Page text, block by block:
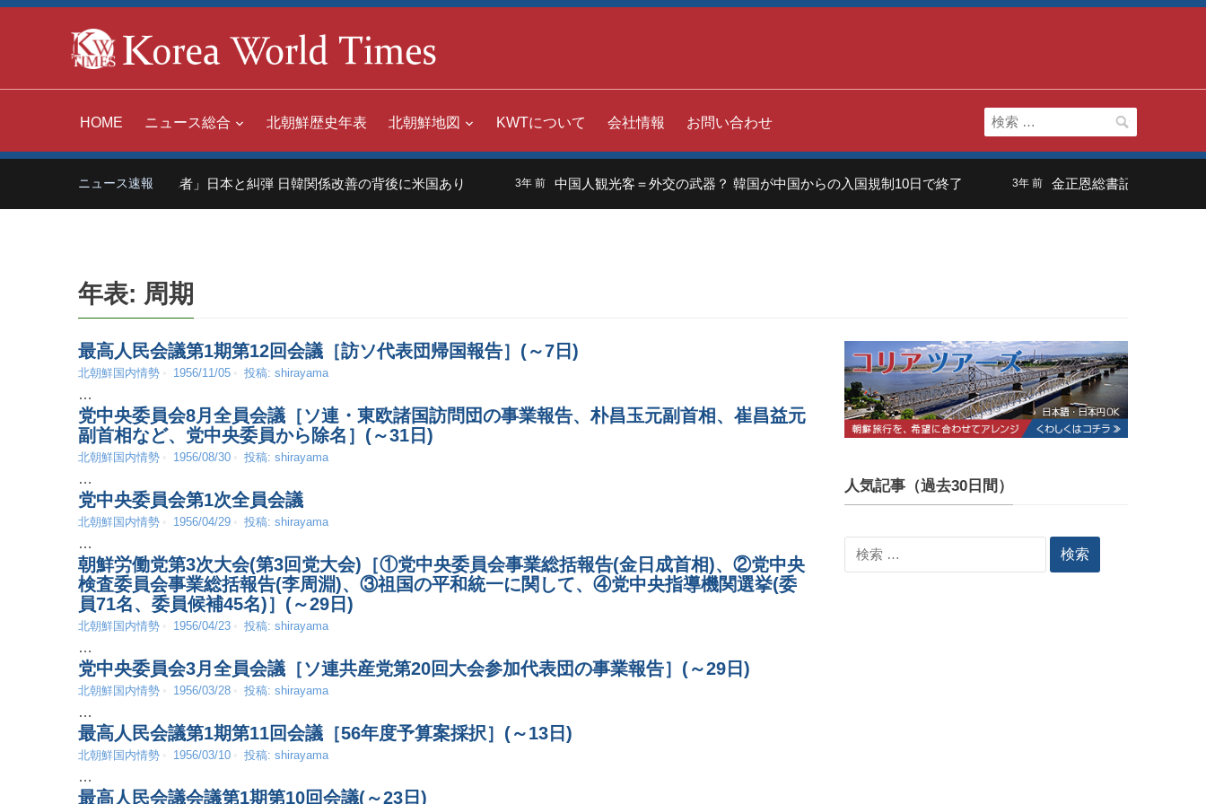
HOME ニュース総合 北朝鮮歴史年表 北朝鮮地図 KWTについて 会社情報 お問い合わせ
検
索:
ニュース速報
中国「世界の嫌われ者」日本と糾弾 日韓関係改善の背後に米国あり 3年 前 中国人観光客＝外交の武器？ 韓国が中国からの入国規制10日で終了 3年 前 金正恩総書記の長男は「虚
年表: 周期
最高人民会議第1期第12回会議［訪ソ代表団帰国報告］(～7日)
北朝鮮国内情勢 1956/11/05 投稿: shirayama
…
党中央委員会8月全員会議［ソ連・東欧諸国訪問団の事業報告、朴昌玉元副首相、崔昌益元
副首相など、党中央委員から除名］(～31日)
北朝鮮国内情勢 1956/08/30 投稿: shirayama
…
党中央委員会第1次全員会議
北朝鮮国内情勢 1956/04/29 投稿: shirayama
…
朝鮮労働党第3次大会(第3回党大会)［①党中央委員会事業総括報告(金日成首相)、②党中央
検査委員会事業総括報告(李周淵)、③祖国の平和統一に関して、④党中央指導機関選挙(委
員71名、委員候補45名)］(～29日)
北朝鮮国内情勢 1956/04/23 投稿: shirayama
…
党中央委員会3月全員会議［ソ連共産党第20回大会参加代表団の事業報告］(～29日)
北朝鮮国内情勢 1956/03/28 投稿: shirayama
…
最高人民会議第1期第11回会議［56年度予算案採択］(～13日)
北朝鮮国内情勢 1956/03/10 投稿: shirayama
…
最高人民会議会議第1期第10回会議(～23日)
人気記事（過去30日間）
検